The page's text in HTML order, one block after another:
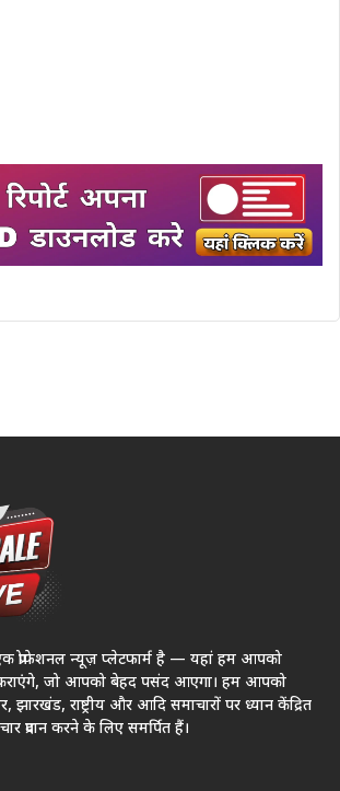
प्रोफेशनल न्यूज़ प्लेटफार्म है — यहां हम आपको
जो आपको बेहद पसंद आएगा। हम आपको
झारखंड, राष्ट्रीय और आदि समाचारों पर ध्यान केंद्रित
प्रदान करने के लिए समर्पित हैं।